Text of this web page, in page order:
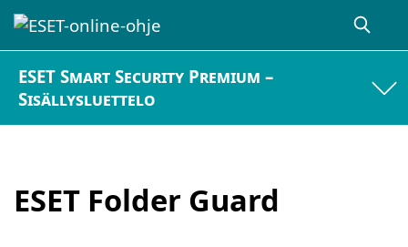
ESET Smart Security Premium –
Sisällysluettelo
ESET Folder Guard